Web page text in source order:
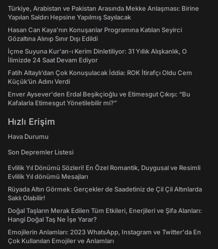
Türkiye, Arabistan ve Pakistan Arasında Mekke Anlaşması: Birine
Yapılan Saldırı Hepsine Yapılmış Sayılacak
Hasan Can Kaya’nın Konuşanlar Programına Katılan Seyirci
Gözaltına Alınıp Sınır Dışı Edildi
İçme Suyuna Kur'an-ı Kerim Dinletiliyor: 31 Yıllık Alışkanlık, O
İlimizde 24 Saat Devam Ediyor
Fatih Altaylı’dan Çok Konuşulacak İddia: ROK İtirafçı Oldu Cem
Küçük’ün Adını Verdi
Enver Aysever'den Erdal Beşikçioğlu ve Etimesgut Çıkışı: “Bu
Kafalarla Etimesgut Yönetilebilir mi?”
Hızlı Erişim
Hava Durumu
Son Depremler Listesi
Evlilik Yıl Dönümü Sözleri! En Özel Romantik, Duygusal ve Resimli
Evlilik Yıl dönümü Mesajları
Rüyada Altın Görmek: Gerçekler de Saadetiniz de Çil Çil Altınlarda
Saklı Olabilir!
Doğal Taşların Merak Edilen Tüm Etkileri, Enerjileri ve Şifa Alanları:
Hangi Doğal Taş Ne İşe Yarar?
Emojilerin Anlamları: 2023 WhatsApp, Instagram ve Twitter'da En
Çok Kullanılan Emojiler ve Anlamları